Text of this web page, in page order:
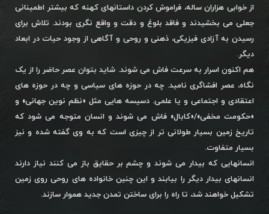
از خوابی هزاران ساله، فراموش کردن داستانهای کهنه که بیشتر اطمینانی
جعلی می بخشیدند و فاقد بلوغ و دقت و واقع نگری بودند. تلاش برای
رسیدن به آزادی فیزیکی، ذهنی و روحی و آگاهی از وجود حیات در ابعاد
دیگر.
هم اکنون اسرار به سرعت فاش می شوند. شاید بتوان عصر حاضر را از یک
نگاه، عصر افشاگری نامید. چه در حوزه های سیاسی و چه در حوزه های
اعتقادی و اجتماعی و یا علمی. دسیسه هایی مثل «نظم نوین جهانی» و
«حکومت مخفی»/«کابال» فاش می شوند و انسان متوجه می شود که
تاریخ زمین بسیار طولانی تر از چیزی است که به وی گفته شده و نیز
بسیار متفاوت.
انسانهایی که بیدار می شوند و چشم بر حقایق باز می کنند نیاز دارند
انسانهای بیدار دیگر را بیابند و این چنین خانواده های روحی روی زمین
تشکیل خواهند شد، تا راه را برای ساختن تمدن جدید هموار سازند.